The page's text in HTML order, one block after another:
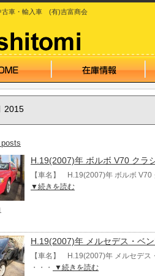
古車・輸入車 (有)吉富商会
2015
H.19(2007)年 ボルボ V70 クラ
【車名】 H.19(2007)年 ボルボ V70
▼続きを読む
H.19(2007)年 メルセデス・ベ
【車名】 H.19(2007)年 メルセデス
・・・
▼続きを読む